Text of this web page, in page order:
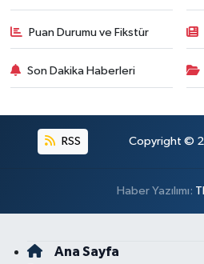
Puan Durumu ve Fikstür
Son Dakika Haberleri
RSS Copyright ©
Haber Yazılımı:
Ana Sayfa